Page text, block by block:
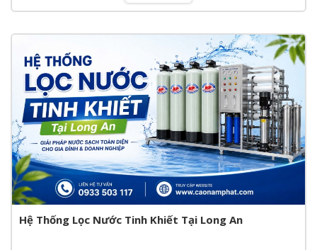
Hệ Thống Lọc Nước Tinh Khiết Tại Long An